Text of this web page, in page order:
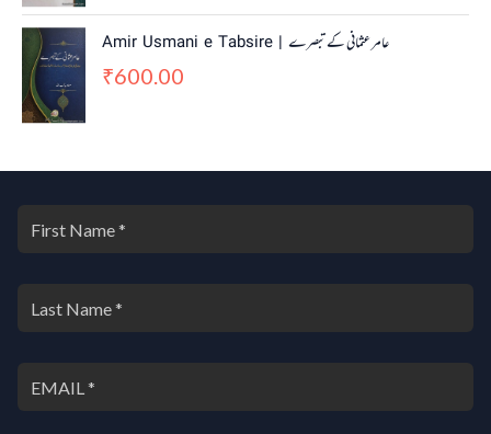
Amir Usmani e Tabsire | عامر عثمانی کے تبصرے
₹600.00